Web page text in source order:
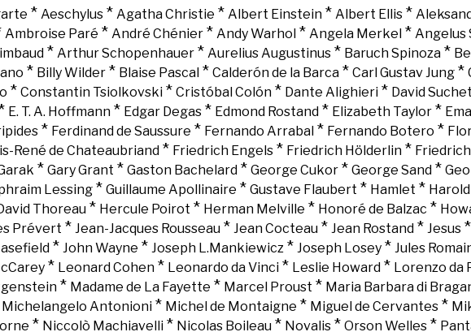
* Aeschylus* Agatha Christie * Albert Einstein* Albert Ellis*
Ambroise Paré * André Chénier * Andy Warhol * Angela Merkel * Angelus
* Arthur Schopenhauer * Aurelius Augustinus * Baruch Spinoza *
* Billy Wilder * Blaise Pascal * Calderón de la Barca * Carl Gustav Jung *
* Constantin Tsiolkovski * Cristóbal Colón * Dante Alighieri * David
E. T. A. Hoffmann * Edgar Degas * Edmond Rostand * Elizabeth Taylor *
* Ferdinand de Saussure * Fernando Arrabal * Fernando Botero *
René de Chateaubriand * Friedrich Engels * Friedrich Hölderlin *
* Gary Grant * Gaston Bachelard * George Cukor * George Sand *
Lessing * Guillaume Apollinaire * Gustave Flaubert * Hamlet *
Thoreau* Hercule Poirot * Herman Melville * Honoré de Balzac *
Prévert * Jean-Jacques Rousseau * Jean Cocteau * Jean Rostand * Jesus
* John Wayne * Joseph L.Mankiewicz* Joseph Losey* Jules
* Leonard Cohen* Leonardo da Vinci* Leslie Howard* Lorenzo da
* Madame de La Fayette * Marcel Proust * Maria Barbara di
Michelangelo Antonioni* Michel de Montaigne * Miguel de Cervantes*
* Niccolò Machiavelli* Nicolas Boileau* Novalis* Orson Welles*